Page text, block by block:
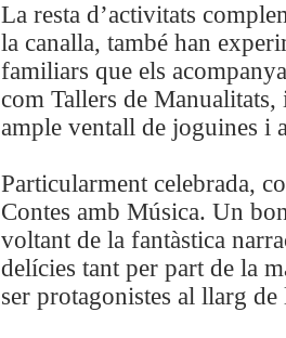
La resta d’activitats
la canalla, també han
familiars que els
com Tallers de
ample ventall de joguines i
Particularment celebrada,
Contes amb Música. Un
voltant de la fantàstica
delícies tant per part de la
ser protagonistes al llarg de